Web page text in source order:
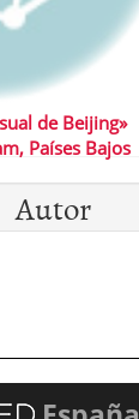
de Beijing»
Países Bajos
Autor